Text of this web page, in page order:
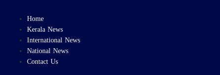
Home
Kerala News
International News
National News
Contact Us